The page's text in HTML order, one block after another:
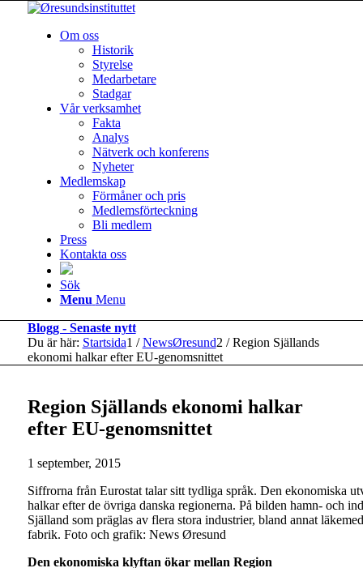
Om oss
Historik
Styrelse
Medarbetare
Stadgar
Vår verksamhet
Fakta
Analys
Nätverk och konferens
Nyheter
Medlemskap
Förmåner och pris
Medlemsförteckning
Bli medlem
Press
Kontakta oss
Sök
Menu Menu
Blogg - Senaste nytt
Du är här: Startsida1 / NewsØresund2 / Region Själlands
ekonomi halkar efter EU-genomsnittet
Region Själlands ekonomi halkar
efter EU-genomsnittet
1 september, 2015
Siffrorna från Eurostat talar sitt tydliga språk. Den ekonomiska
halkar efter de övriga danska regionerna. På bilden hamn- och
Själland som präglas av flera stora industrier, bland annat
fabrik. Foto och grafik: News Øresund
Den ekonomiska klyftan ökar mellan Region